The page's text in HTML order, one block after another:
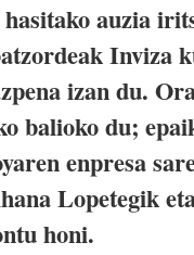
hasitako auzia
Inviza
izan du.
balioko du;
enpresa
Lopetegik
honi.